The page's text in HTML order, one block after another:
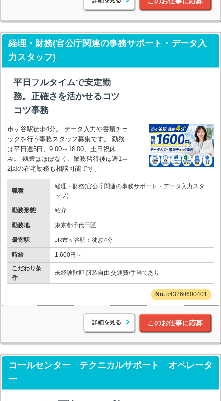
経理・財務(官公庁関連の事務サポート・データ入
力スタッフ)
平日フルタイムで安定勤
務。正確さを活かせるコツ
コツ事務
市ヶ谷駅徒歩4分。 データ入力や書類チェ
ックを行う事務スタッフ募集です。 勤務
は平日週5日、9:00～18:00、土日祝休
み。 残業はほぼなく、業務習得後は週1～
2回の在宅勤務も相談可能です。
職種
経理・財務(官公庁関連の事務サポート・データ入力スタ
ッフ)
勤務形態 紹介
勤務地 東京都千代田区
最寄駅 JR市ヶ谷駅：徒歩4分
時給
1,600円～
こだわり条
件
未経験歓迎 服装自由 交通費/手当てあり
c43260600401
詳細を見る このお仕事に応募
コールセンター テクニカルサポート オペレータ
ー